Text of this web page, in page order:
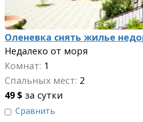
Оленевка снять жилье
Недалеко от моря
Комнат: 1
Спальных мест: 2
49 $ за сутки
Сравнить